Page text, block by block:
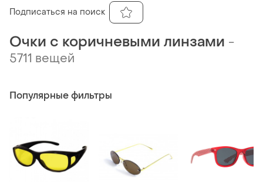
Очки с коричневыми линзами -
5711 вещей
Популярные фильтры
Подписаться на поиск